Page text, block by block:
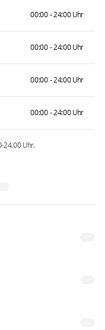
00:00 - 24:00 Uhr
00:00 - 24:00 Uhr
00:00 - 24:00 Uhr
00:00 - 24:00 Uhr
24.00Uhr.